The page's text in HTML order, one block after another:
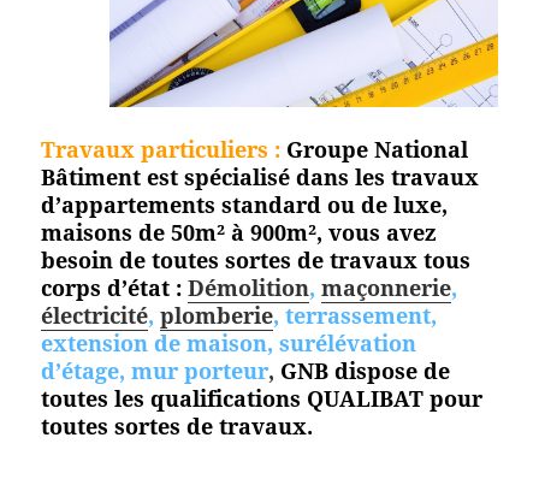
Travaux particuliers : Groupe National
Bâtiment est spécialisé dans les travaux
d’appartements standard ou de luxe,
maisons de 50m² à 900m², vous avez
besoin de toutes sortes de travaux tous
corps d’état : Démolition,maçonnerie,
électricité,plomberie, terrassement,
extension de maison, surélévation
d’étage, mur porteur, GNB dispose de
toutes les qualifications QUALIBAT pour
toutessortes de travaux.